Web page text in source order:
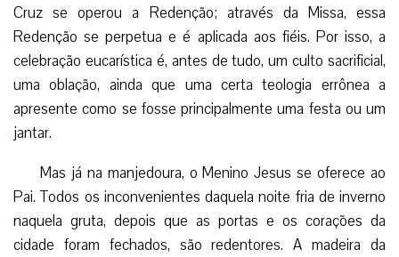
Cruz se operou a Redenção; através da Missa, essa
Redenção se perpetua e é aplicada aos fiéis. Por isso, a
celebração eucarística é, antes de tudo, um culto sacrificial,
uma oblação, ainda que uma certa teologia errônea a
apresente como se fosse principalmente uma festa ou um
jantar.
Mas já na manjedoura, o Menino Jesus se oferece ao
Pai. Todos os inconvenientes daquela noite fria de inverno
naquela gruta, depois que as portas e os corações da
cidade foram fechados, são redentores. A madeira da